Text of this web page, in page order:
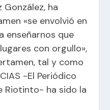
González, ha
«se envolvió en
enseñarnos que
con orgullo»,
tal y como
-El Periódico
Riotinto- ha sido la